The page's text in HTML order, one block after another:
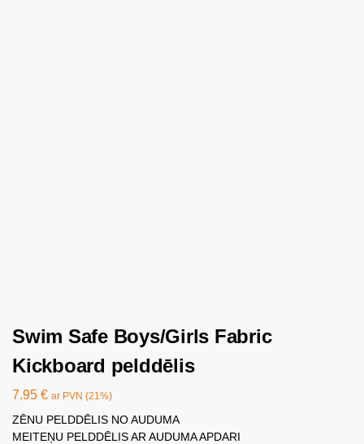
Swim Safe Boys/Girls Fabric
Kickboard pelddēlis
7.95 € ar PVN (21%)
ZĒNU PELDDĒLIS NO AUDUMA
MEITEŅU PELDDĒLIS AR AUDUMA APDARI